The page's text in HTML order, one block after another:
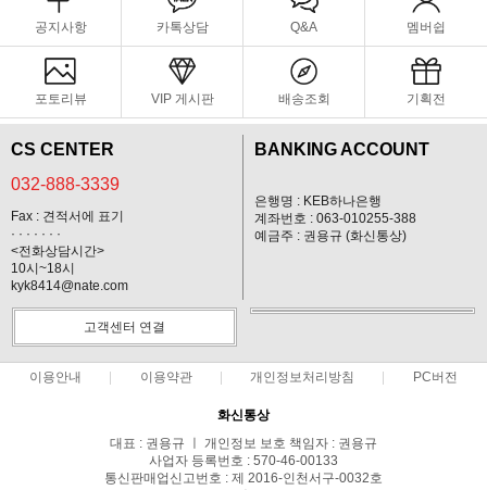
공지사항 카톡상담 Q&A 멤버쉽
포토리뷰 VIP 게시판 배송조회 기획전
CS CENTER
032-888-3339
Fax : 견적서에 표기
· · · · · · ·
<전화상담시간>
10시~18시
kyk8414@nate.com
BANKING ACCOUNT
은행명 : KEB하나은행
계좌번호 : 063-010255-388
예금주 : 권용규 (화신통상)
고객센터 연결
이용안내 이용약관 개인정보처리방침 PC버전
화신통상
대표 : 권용규 ㅣ 개인정보 보호 책임자 : 권용규
사업자 등록번호 : 570-46-00133
통신판매업신고번호 : 제 2016-인천서구-0032호